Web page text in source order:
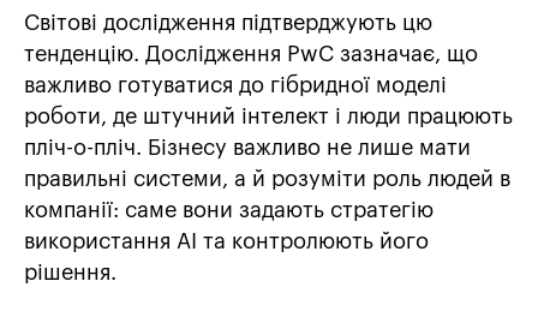
Світові дослідження підтверджують цю
тенденцію. Дослідження PwC зазначає, що
важливо готуватися до гібридної моделі
роботи, де штучний інтелект і люди працюють
пліч-о-пліч. Бізнесу важливо не лише мати
правильні системи, а й розуміти роль людей в
компанії: саме вони задають стратегію
використання AI та контролюють його
рішення.